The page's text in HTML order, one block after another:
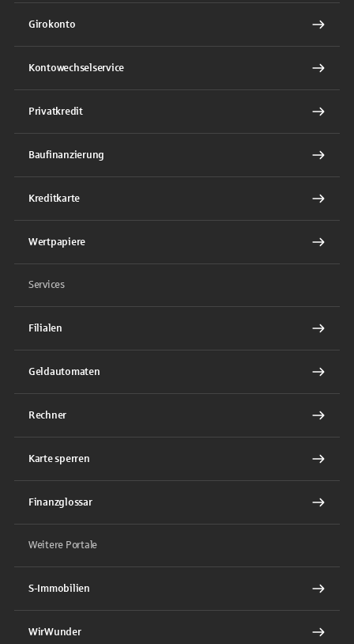
Girokonto
Kontowechselservice
Privatkredit
Baufinanzierung
Kreditkarte
Wertpapiere
Services
Filialen
Geldautomaten
Rechner
Karte sperren
Finanzglossar
Weitere Portale
S-Immobilien
WirWunder